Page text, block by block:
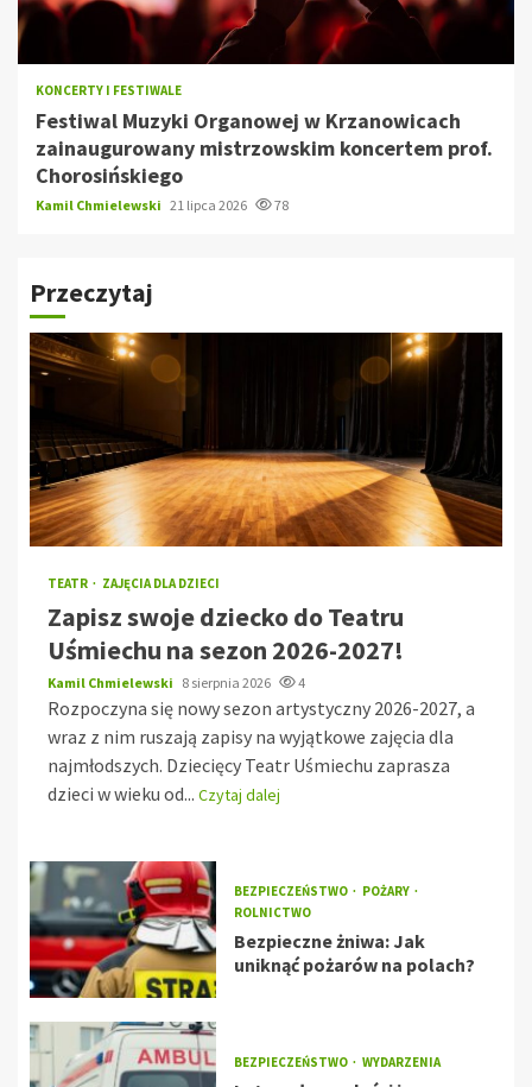
KONCERTY I FESTIWALE
Festiwal Muzyki Organowej w Krzanowicach
zainaugurowany mistrzowskim koncertem prof.
Chorosińskiego
Kamil Chmielewski 21 lipca 2026 78
Przeczytaj
TEATR ZAJĘCIA DLA DZIECI
Zapisz swoje dziecko do Teatru
Uśmiechu na sezon 2026-2027!
Kamil Chmielewski 8 sierpnia 2026 4
Rozpoczyna się nowy sezon artystyczny 2026-2027, a
wraz z nim ruszają zapisy na wyjątkowe zajęcia dla
najmłodszych. Dziecięcy Teatr Uśmiechu zaprasza
dzieci w wieku od... Czytaj dalej
BEZPIECZEŃSTWO
POŻARY
ROLNICTWO
Bezpieczne żniwa: Jak
uniknąć pożarów na polach?
BEZPIECZEŃSTWO WYDARZENIA